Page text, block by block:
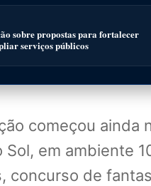
sobre propostas para fortalecer
serviços públicos
começou
em ambiente
concurso de